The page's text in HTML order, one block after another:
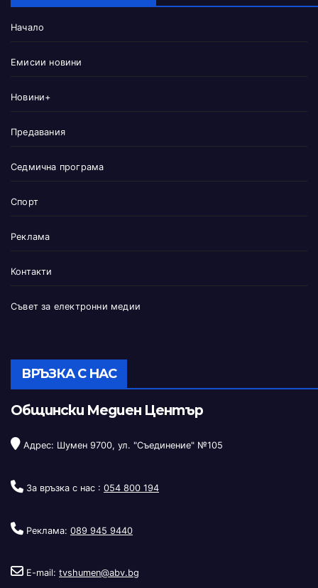
Начало
Емисии новини
Новини+
Предавания
Седмична програма
Спорт
Реклама
Контакти
Съвет за електронни медии
ВРЪЗКА С НАС
Общински Медиен Център
Адрес: Шумен 9700, ул. "Съединение" №105
За връзка с нас : 054 800 194
Реклама: 089 945 9440
E-mail: tvshumen@abv.bg